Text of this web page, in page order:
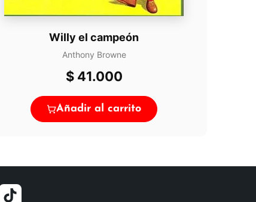
Willy el campeón
Anthony Browne
$41.000
Añadir al carrito